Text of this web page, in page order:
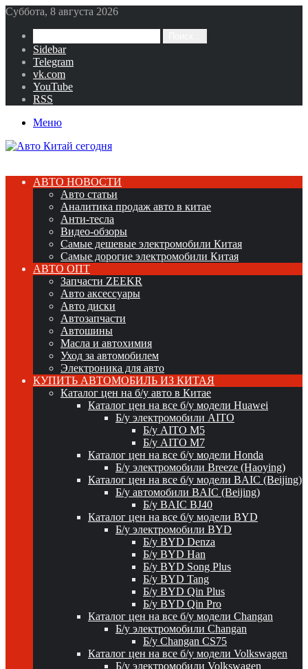
Суббота, 8 августа 2026
Sidebar
Telegram
vk.com
YouTube
RSS
Меню
АВТО НОВОСТИ
Авто статьи
Аналитика продаж авто в китае
Анти-тесла
Видео-обзоры
Самые дешевые электромобили Китая
Самые дорогие электромобили Китая
АВТО ОПТ
Запчасти ZEEKR
Авто аксессуары
Авто диски
Автозапчасти
Автошины
Масла и автохимия
Уход за автомобилем
Электроника для авто
КУПИТЬ АВТОМОБИЛЬ ИЗ КИТАЯ
Каталог цен на б/у авто в Китае
Каталог цен на все б/у модели Huawei
Б/у электромобили AITO
Б/у AITO M5
Б/у AITO M7
Каталог цен на все б/у модели Honda
Б/у электромобили Breeze (Haoying)
Каталог цен на все б/у модели BAIC (Beijing)
Б/у автомобили BAIC (Beijing)
Б/у BAIC BJ40
Каталог цен на все б/у модели BYD
Б/у электромобили BYD
Б/у BYD Denza
Б/у BYD Han
Б/у BYD Song Plus
Б/у BYD Tang
Б/у BYD Qin Plus
Б/у BYD Qin Pro
Каталог цен на все б/у модели Changan
Б/у электромобили Changan
Б/у Changan CS75
Каталог цен на все б/у модели Volkswagen
Б/у электромобили Volkswagen